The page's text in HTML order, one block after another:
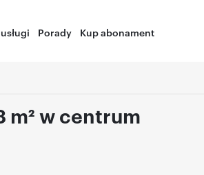
Porady Kup abonament
w centrum